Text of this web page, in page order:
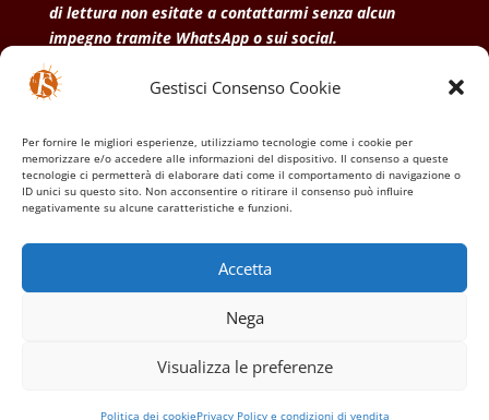
Gestisci Consenso Cookie
Per fornire le migliori esperienze, utilizziamo tecnologie come i cookie per
memorizzare e/o accedere alle informazioni del dispositivo. Il consenso a queste
tecnologie ci permetterà di elaborare dati come il comportamento di navigazione o
ID unici su questo sito. Non acconsentire o ritirare il consenso può influire
negativamente su alcune caratteristiche e funzioni.
Accetta
Nega
Visualizza le preferenze
Politica dei cookiePrivacy Policy e condizioni di vendita
di lettura non esitate a contattarmi senza alcun
impegno tramite WhatsApp o sui social.
• Condizioni generali di vendita